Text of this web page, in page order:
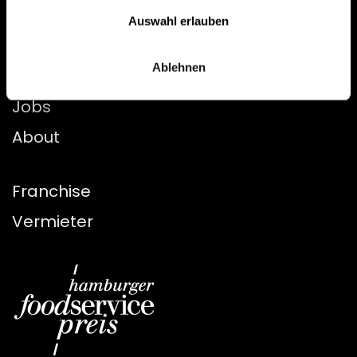
Auswahl erlauben
Ablehnen
Jobs
About
Franchise
Vermieter